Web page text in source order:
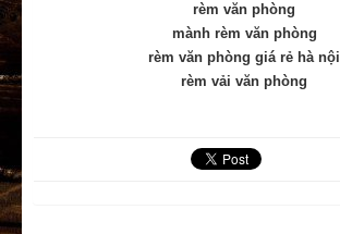
rèm văn phòng
mành rèm văn phòng
rèm văn phòng giá rẻ hà nội
rèm vải văn phòng